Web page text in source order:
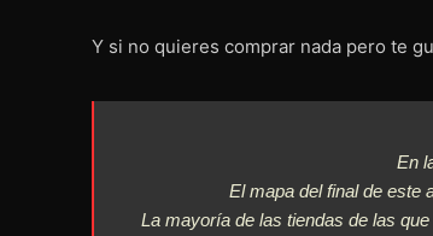
Y si no quieres comprar nada pero te
En
El mapa del final de
La mayoría de las tiendas de las